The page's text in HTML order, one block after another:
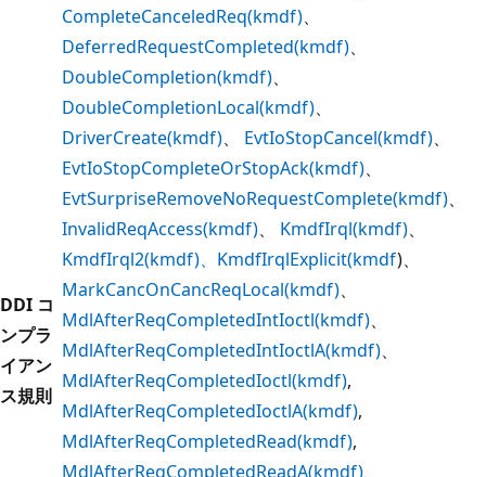
DDI コ
ンプラ
イアン
ス規則
CompleteCanceledReq(kmdf)、
DeferredRequestCompleted(kmdf)、
DoubleCompletion(kmdf)、
DoubleCompletionLocal(kmdf)、
DriverCreate(kmdf)、 EvtIoStopCancel(kmdf)、
EvtIoStopCompleteOrStopAck(kmdf)、
EvtSurpriseRemoveNoRequestComplete(kmdf)、
InvalidReqAccess(kmdf)、 KmdfIrql(kmdf)、
KmdfIrql2(kmdf)、KmdfIrqlExplicit(kmdf)、
MarkCancOnCancReqLocal(kmdf)、
MdlAfterReqCompletedIntIoctl(kmdf)、
MdlAfterReqCompletedIntIoctlA(kmdf)、
MdlAfterReqCompletedIoctl(kmdf),
MdlAfterReqCompletedIoctlA(kmdf),
MdlAfterReqCompletedRead(kmdf),
MdlAfterReqCompletedReadA(kmdf)、